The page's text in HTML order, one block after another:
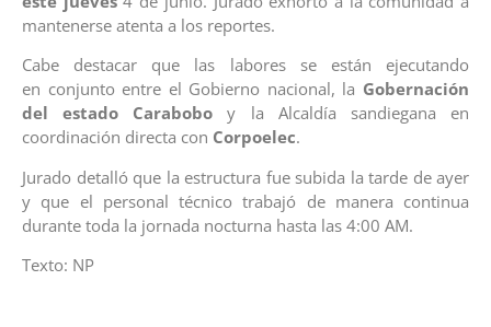
mantenerse atenta a los reportes.
Cabe destacar que las labores se están ejecutando
en conjunto entre el Gobierno nacional, la Gobernación
del estado Carabobo y la Alcaldía sandiegana en
coordinación directa con Corpoelec.
Jurado detalló que la estructura fue subida la tarde de ayer
y que el personal técnico trabajó de manera continua
durante toda la jornada nocturna hasta las 4:00 AM.
Texto: NP